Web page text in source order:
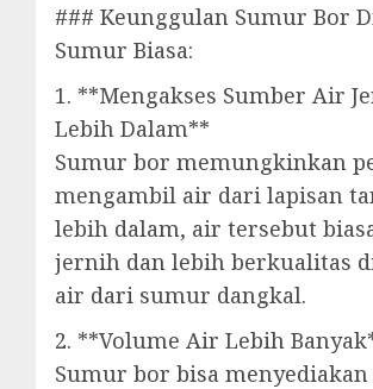
### Keunggulan Sumur Bor
Sumur Biasa:
1. **Mengakses Sumber Air
Lebih Dalam**
Sumur bor memungkinkan
mengambil air dari lapisan
lebih dalam, air tersebut
jernih dan lebih berkualitas
air dari sumur dangkal.
2. **Volume Air Lebih
Sumur bor bisa